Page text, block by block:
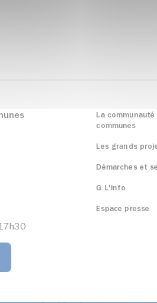
La communauté
communes
Les grands
Démarches et
G L'info
Espace presse